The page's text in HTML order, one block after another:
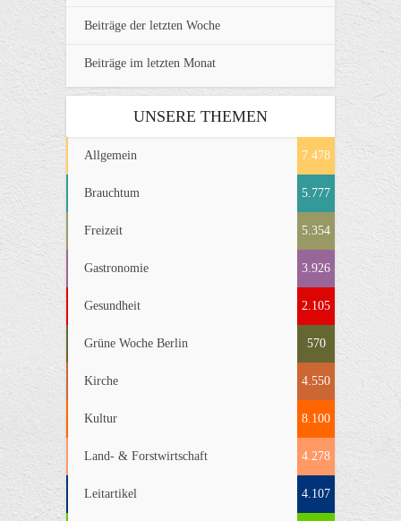
Beiträge der letzten Woche
Beiträge im letzten Monat
UNSERE THEMEN
Allgemein 7.478
Brauchtum 5.777
Freizeit 5.354
Gastronomie 3.926
Gesundheit 2.105
Grüne Woche Berlin 570
Kirche 4.550
Kultur 8.100
Land- & Forstwirtschaft 4.278
Leitartikel 4.107